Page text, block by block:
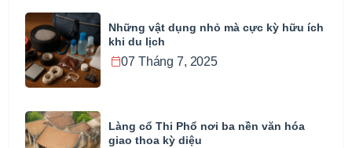
Những vật dụng nhỏ mà cực kỳ hữu ích
khi du lịch
07 Tháng 7, 2025
Làng cổ Thi Phổ nơi ba nền văn hóa
giao thoa kỳ diệu